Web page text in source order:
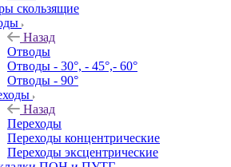
скользящие
Назад
Отводы
Отводы - 30°, - 45°,- 60°
Отводы - 90°
Назад
Переходы
Переходы концентрические
Переходы эксцентрические